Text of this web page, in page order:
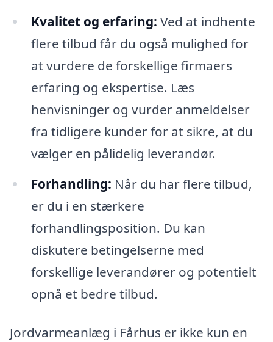
Kvalitet og erfaring: Ved at indhente
flere tilbud får du også mulighed for
at vurdere de forskellige firmaers
erfaring og ekspertise. Læs
henvisninger og vurder anmeldelser
fra tidligere kunder for at sikre, at du
vælger en pålidelig leverandør.
Forhandling: Når du har flere tilbud,
er du i en stærkere
forhandlingsposition. Du kan
diskutere betingelserne med
forskellige leverandører og potentielt
opnå et bedre tilbud.
Jordvarmeanlæg i Fårhus er ikke kun en